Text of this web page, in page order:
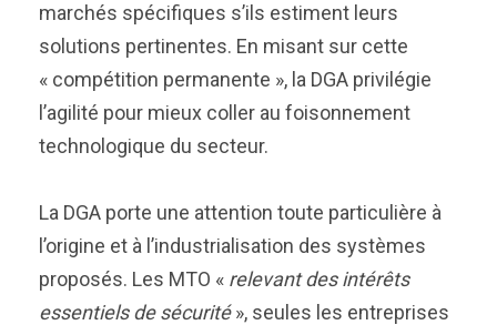
marchés spécifiques s’ils estiment leurs
solutions pertinentes. En misant sur cette
« compétition permanente », la DGA privilégie
l’agilité pour mieux coller au foisonnement
technologique du secteur.
La DGA porte une attention toute particulière à
l’origine et à l’industrialisation des systèmes
proposés. Les MTO « relevant des intérêts
essentiels de sécurité», seules les entreprises